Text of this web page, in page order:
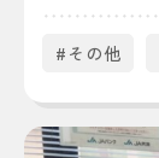
#その他